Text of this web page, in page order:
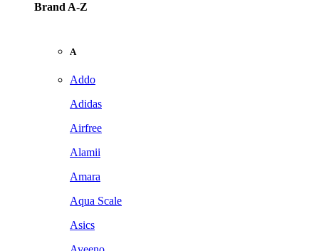
Brand A-Z
A
Addo
Adidas
Airfree
Alamii
Amara
Aqua Scale
Asics